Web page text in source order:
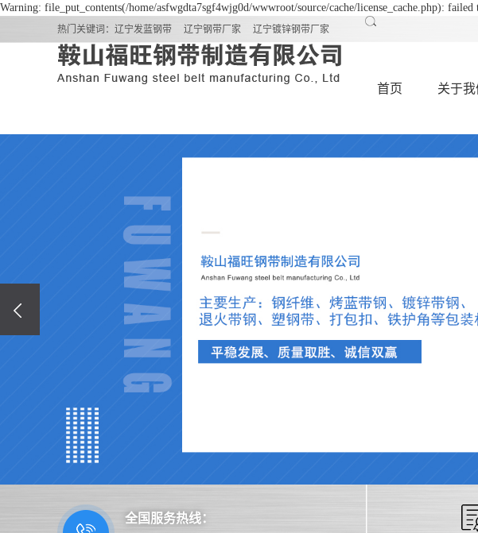
Warning: file_put_contents(/home/asfwgdta7sgf4wjg0d/wwwroot/source/cache/license_cache.php):
热门关键词： 辽宁发蓝钢带 辽宁钢带厂家 辽宁镀锌钢带厂家
首页 关于我
全国服务热线：